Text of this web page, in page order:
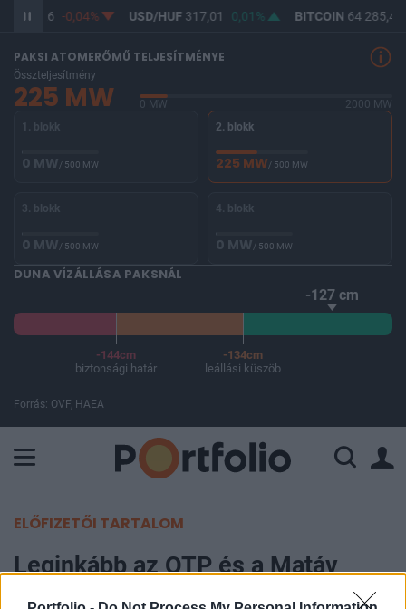
365,26 -0,04% USD/HUF317,01 0,01% BITCOIN 64 285,47
PAKSI ATOMERŐMŰ TELJESÍTMÉNYE
Összteljesítmény
225 MW 0 MW
2000 MW
1. blokk
0 MW/ 500 MW
2. blokk
225 MW/ 500 MW
3. blokk
0 MW/ 500 MW
4. blokk
0 MW/ 500 MW
DUNA VÍZÁLLÁSA PAKSNÁL
-127 cm
-144cm
biztonsági határ
-134cm
leállási küszöb
Forrás: OVF, HAEA
ELŐFIZETŐI TARTALOM
Leginkább az OTP és a Matáv
erősödhet